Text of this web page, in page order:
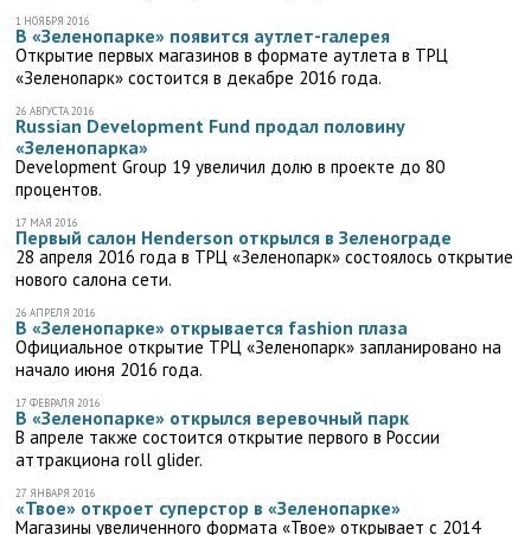
1 НОЯБРЯ 2016
В «Зеленопарке» появится аутлет-галерея
Открытие первых магазинов в формате аутлета в ТРЦ
«Зеленопарк» состоится в декабре 2016 года.
26 АВГУСТА 2016
Russian Development Fund продал половину
«Зеленопарка»
Development Group 19 увеличил долю в проекте до 80
процентов.
17 МАЯ 2016
Первый салон Henderson открылся в Зеленограде
28 апреля 2016 года в ТРЦ «Зеленопарк» состоялось открытие
нового салона сети.
26 АПРЕЛЯ 2016
В «Зеленопарке» открывается fashion плаза
Официальное открытие ТРЦ «Зеленопарк» запланировано на
начало июня 2016 года.
17 ФЕВРАЛЯ 2016
В «Зеленопарке» открылся веревочный парк
В апреле также состоится открытие первого в России
аттракциона roll glider.
27 ЯНВАРЯ 2016
«Твое» откроет суперстор в «Зеленопарке»
Магазины увеличенного формата «Твое» открывает с 2014